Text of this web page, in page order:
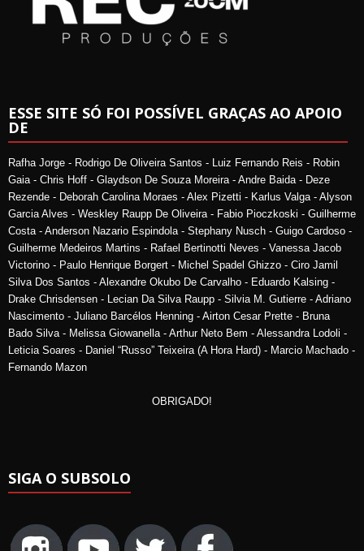
ESSE SITE SÓ FOI POSSÍVEL GRAÇAS AO APOIO
DE
Rafha Jorge - Rodrigo De Oliveira Santos - Luiz Fernando Reis - Robin
Gaia - Chris Hoff - Glaydson De Souza Moreira - Andre Baida - Deze
Rezende - Deborah Carolina Moraes - Alex Pizetti - Karlus Valga - Alyson
Garcia Alves - Weskley Raupp De Oliveira - Fabio Pioczkoski - Guilherme
Costa - Anderson Nazario Espindola - Stephany Nusch - Guigo Cardoso -
Guilherme Medeiros Martins - Rafael Bertinotti Neves - Vanessa Jacob
Victorino - Paulo Henrique Borgert - Michel Spadel Ghizzo - Ciro Jamil
Silva Dos Santos - Alexandre Okubo De Carvalho - Eduardo Kalsing -
Drake Chrisdensen - Lecian Da Silva Raupp - Silvia M. Gutierre - Adriano
Nascimento - Juliano Barcélos Henning - Airton Cesar Prette - Bruna
Bado Silva - Melissa Giowanella - Arthur Neto Bem - Alessandra Lodoli -
Leticia Soares - Daniel “Russo” Teixeira (A Hora Hard) - Marcio Machado -
Fernando Mazon
OBRIGADO!
SIGA O SUBSOLO